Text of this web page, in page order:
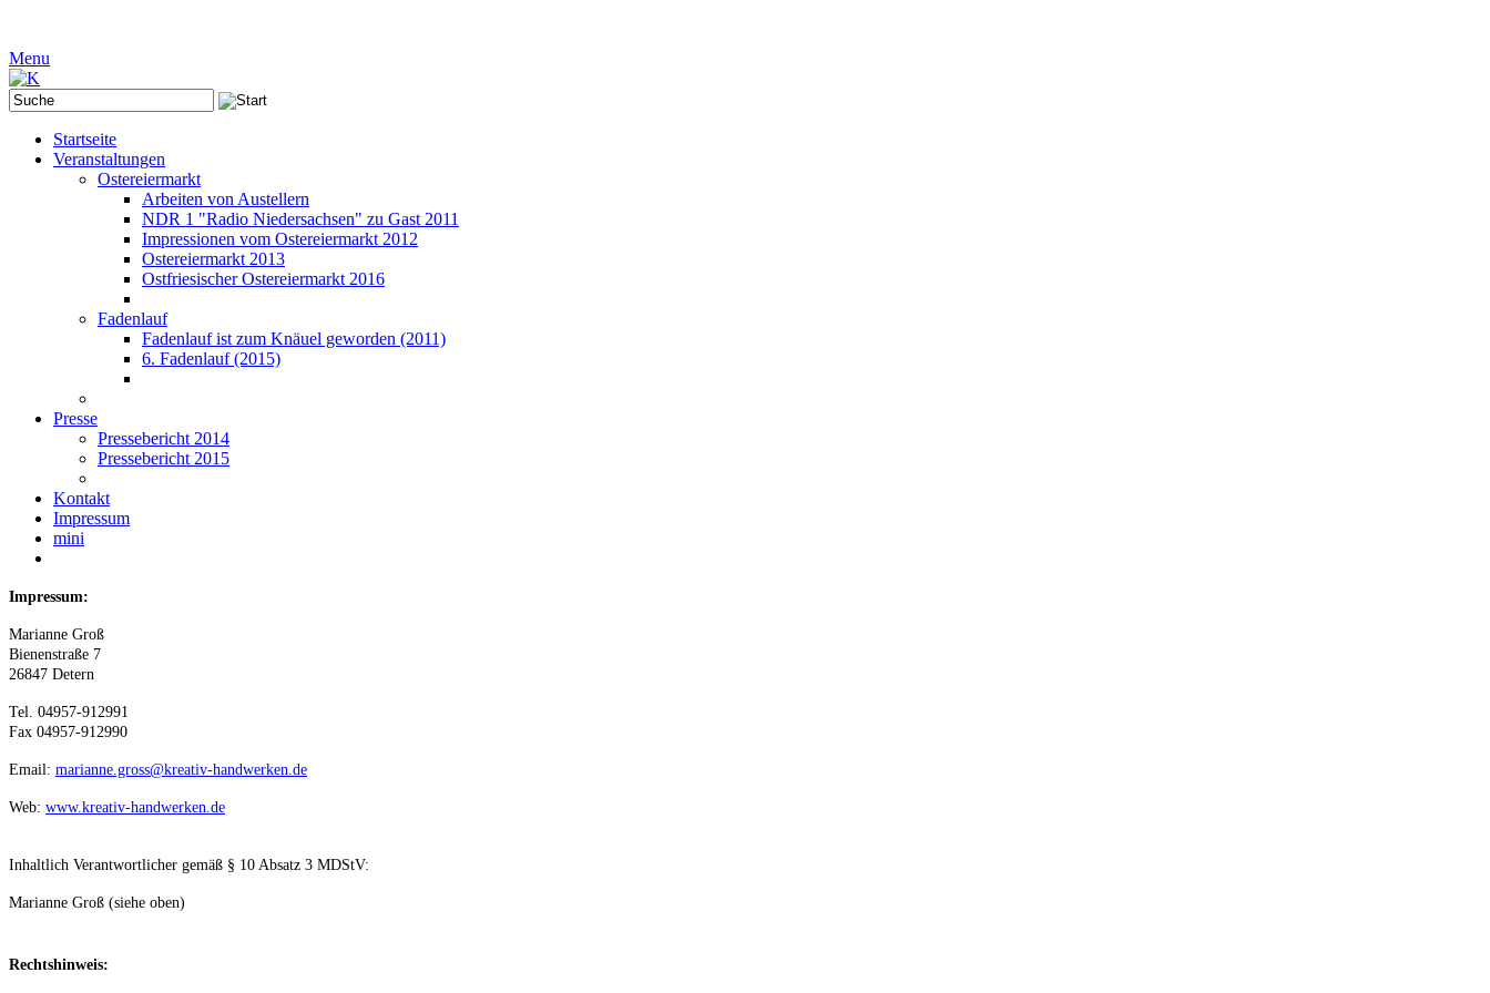
Menu
Startseite
Veranstaltungen
Ostereiermarkt
Arbeiten von Austellern
NDR 1 "Radio Niedersachsen" zu Gast 2011
Impressionen vom Ostereiermarkt 2012
Ostereiermarkt 2013
Ostfriesischer Ostereiermarkt 2016
Fadenlauf
Fadenlauf ist zum Knäuel geworden (2011)
6. Fadenlauf (2015)
Presse
Pressebericht 2014
Pressebericht 2015
Kontakt
Impressum
mini
Impressum:
Marianne Groß
Bienenstraße 7
26847 Detern
Tel. 04957-912991
Fax 04957-912990
Email: marianne.gross@kreativ-handwerken.de
Web: www.kreativ-handwerken.de
Inhaltlich Verantwortlicher gemäß § 10 Absatz 3 MDStV:
Marianne Groß (siehe oben)
Rechtshinweis: